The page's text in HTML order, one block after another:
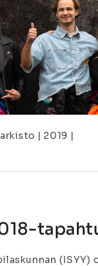
| 2019 |
(ISYY)